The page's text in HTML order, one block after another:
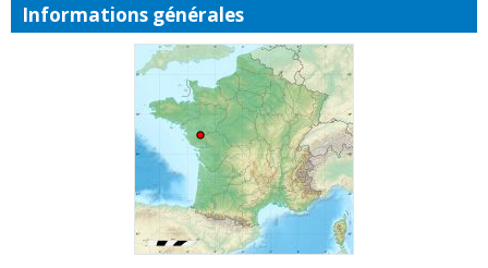
Informations générales